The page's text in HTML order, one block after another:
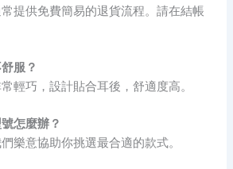
提供免費簡易的退貨流程。請在結帳
服？
輕巧，設計貼合耳後，舒適度高。
怎麼辦？
樂意協助你挑選最合適的款式。